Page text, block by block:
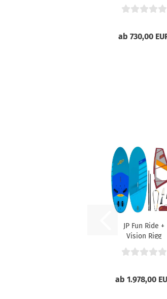
ab 730,00
JP Fun Ride +
Vision Rigg
Einsteiger
Sets...
ab 1.978,00